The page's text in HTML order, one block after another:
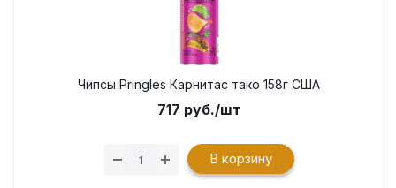
Чипсы Pringles Карнитас тако 158г США
717 руб./шт
В корзину